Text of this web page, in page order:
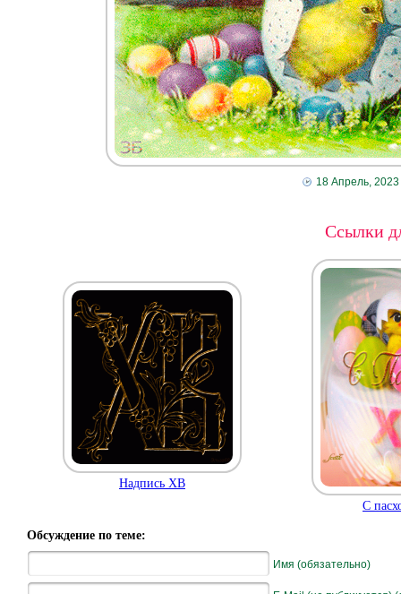
18 Апрель, 2023
Ссылки
Надпись ХВ
С
Обсуждение по теме:
Имя (обязательно)